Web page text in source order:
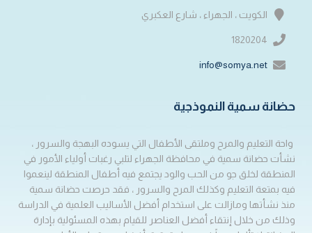
الكويت ، الجهراء ، شارع العكبري
1820204
info@somya.net
حضانة سمية النموذجية
واحة التعليم والمرح وملتقى الأطفال التي يسوده البهجة والسرور ،
نشأت حضانة سمية في محافظة الجهراء لتلبي رغبات أولياء الأمور في
المنطقة لخلق جو من الحب والود يجتمع فيه أطفال المنطقة لينعموا
فيه بمتعة التعليم وكذلك المرح والسرور ، فقد حرصت حضانة سمية
منذ نشأتها ومازالت على استخدام أفضل الأساليب العلمية في الدراسة
وذلك من خلال إنتقاء أفضل العناصر للقيام بهذه المسئولية بإدارة